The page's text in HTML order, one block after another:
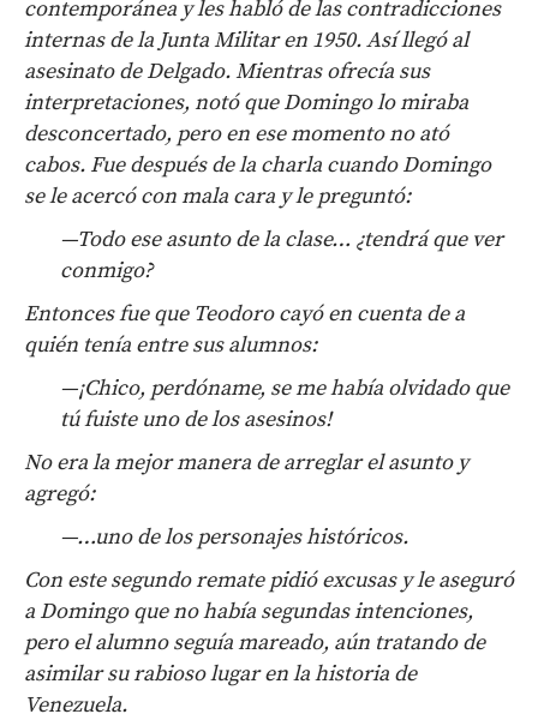
contemporánea y les habló de las contradicciones
internas de la Junta Militar en 1950. Así llegó al
asesinato de Delgado. Mientras ofrecía sus
interpretaciones, notó que Domingo lo miraba
desconcertado, pero en ese momento no ató
cabos. Fue después de la charla cuando Domingo
se le acercó con mala cara y le preguntó:
—Todo ese asunto de la clase… ¿tendrá que ver
conmigo?
Entonces fue que Teodoro cayó en cuenta de a
quién tenía entre sus alumnos:
—¡Chico, perdóname, se me había olvidado que
tú fuiste uno de los asesinos!
No era la mejor manera de arreglar el asunto y
agregó:
—…uno de los personajes históricos.
Con este segundo remate pidió excusas y le aseguró
a Domingo que no había segundas intenciones,
pero el alumno seguía mareado, aún tratando de
asimilar su rabioso lugar en la historia de
Venezuela.